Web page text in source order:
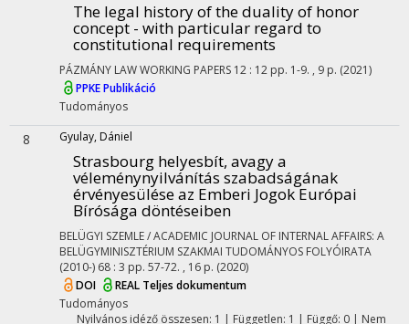
The legal history of the duality of honor
concept - with particular regard to
constitutional requirements
PÁZMÁNY LAW WORKING PAPERS 12 : 12 pp. 1-9. , 9 p. (2021)
PPKE Publikáció
Tudományos
8 Gyulay, Dániel
Strasbourg helyesbít, avagy a
véleménynyilvánítás szabadságának
érvényesülése az Emberi Jogok Európai
Bírósága döntéseiben
BELÜGYI SZEMLE / ACADEMIC JOURNAL OF INTERNAL AFFAIRS: A
BELÜGYMINISZTÉRIUM SZAKMAI TUDOMÁNYOS FOLYÓIRATA
(2010-) 68 : 3 pp. 57-72. , 16 p. (2020)
DOI
REAL Teljes dokumentum
Tudományos
Nyilvános idéző összesen: 1 | Független: 1 | Függő: 0 | Nem